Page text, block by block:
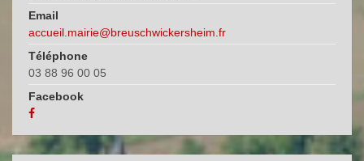
Email
accueil.mairie@breuschwickersheim.fr
Téléphone
03 88 96 00 05
Facebook